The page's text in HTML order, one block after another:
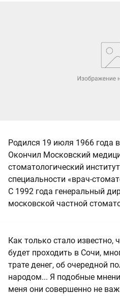
Родился 19 июля 1966 года
Окончил Московский
стоматологический
специальности «врач-
С 1992 года генеральный
московской частной
Как только стало
будет проходить в Сочи,
трате денег, об очередной
народом... Я подобные
меня они совершенно не